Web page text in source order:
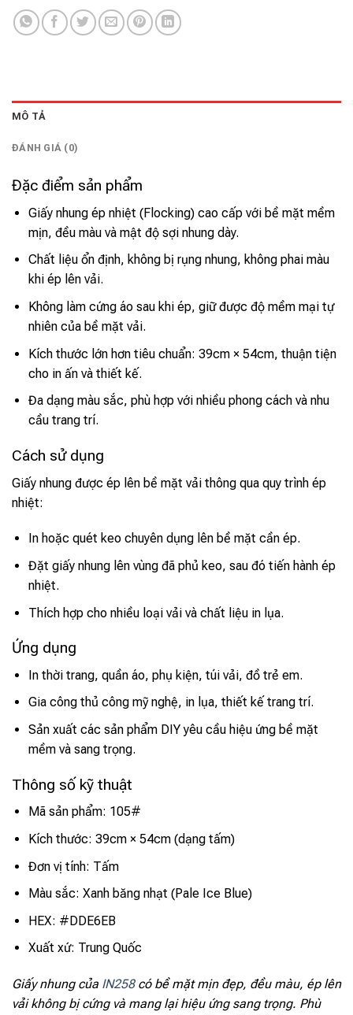
MÔ TẢ
ĐÁNH GIÁ (0)
Đặc điểm sản phẩm
Giấy nhung ép nhiệt (Flocking) cao cấp với bề mặt mềm
mịn, đều màu và mật độ sợi nhung dày.
Chất liệu ổn định, không bị rụng nhung, không phai màu
khi ép lên vải.
Không làm cứng áo sau khi ép, giữ được độ mềm mại tự
nhiên của bề mặt vải.
Kích thước lớn hơn tiêu chuẩn: 39cm × 54cm, thuận tiện
cho in ấn và thiết kế.
Đa dạng màu sắc, phù hợp với nhiều phong cách và nhu
cầu trang trí.
Cách sử dụng
Giấy nhung được ép lên bề mặt vải thông qua quy trình ép
nhiệt:
In hoặc quét keo chuyên dụng lên bề mặt cần ép.
Đặt giấy nhung lên vùng đã phủ keo, sau đó tiến hành ép
nhiệt.
Thích hợp cho nhiều loại vải và chất liệu in lụa.
Ứng dụng
In thời trang, quần áo, phụ kiện, túi vải, đồ trẻ em.
Gia công thủ công mỹ nghệ, in lụa, thiết kế trang trí.
Sản xuất các sản phẩm DIY yêu cầu hiệu ứng bề mặt
mềm và sang trọng.
Thông số kỹ thuật
Mã sản phẩm: 105#
Kích thước: 39cm × 54cm (dạng tấm)
Đơn vị tính: Tấm
Màu sắc: Xanh băng nhạt (Pale Ice Blue)
HEX: #DDE6EB
Xuất xứ: Trung Quốc
Giấy nhung của IN258có bề mặt mịn đẹp, đều màu, ép lên
vải không bị cứng và mang lại hiệu ứng sang trọng. Phù